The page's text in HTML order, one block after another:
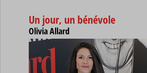
Un jour, un bénévole
Olivia Allard